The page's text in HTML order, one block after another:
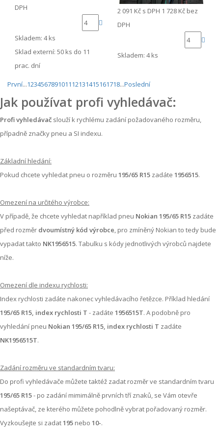
DPH
Skladem: 4 ks
Sklad externí: 50 ks do 11
prac. dní
2 091 Kč s DPH 1 728 Kč bez
DPH
Skladem: 4 ks
První...123456789101112131415161718...Poslední
Jak používat profi vyhledávač:
Profi vyhledávač slouží k rychlému zadání požadovaného rozměru,
případně značky pneu a SI indexu.
Základní hledání:
Pokud chcete vyhledat pneu o rozměru 195/65 R15 zadáte 1956515.
Omezení na určitého výrobce:
V případě, že chcete vyhledat například pneu Nokian 195/65 R15 zadáte
před rozměr dvoumístný kód výrobce, pro zmíněný Nokian to tedy bude
vypadat takto NK1956515. Tabulku s kódy jednotlivých výrobců najdete
níže.
Omezení dle indexu rychlosti:
Index rychlosti zadáte nakonec vyhledávacího řetězce. Příklad hledání
195/65 R15, index rychlosti T - zadáte 1956515T. A podobně pro
vyhledání pneu Nokian 195/65 R15, index rychlosti T zadáte
NK1956515T.
Zadání rozměru ve standardním tvaru:
Do profi vyhledávače můžete taktéž zadat rozměr ve standardním tvaru
195/65 R15- po zadání mimimálně prvních tří znaků, se Vám otevře
našeptávač, ze kterého můžete pohodlně vybrat pořadovaný rozměr.
Vyzkoušejte si zadat195 nebo 10-.